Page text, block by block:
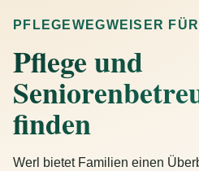
PFLEGEWEGWEISER
Pflege und
finden
Werl bietet Familien einen